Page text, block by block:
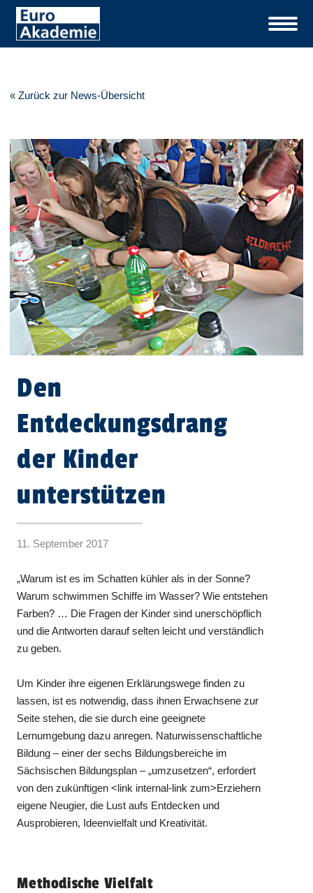
« Zurück zur News-Übersicht
Den
Entdeckungsdrang
der Kinder
unterstützen
11. September 2017
„Warum ist es im Schatten kühler als in der Sonne?
Warum schwimmen Schiffe im Wasser? Wie entstehen
Farben? … Die Fragen der Kinder sind unerschöpflich
und die Antworten darauf selten leicht und verständlich
zu geben.
Um Kinder ihre eigenen Erklärungswege finden zu
lassen, ist es notwendig, dass ihnen Erwachsene zur
Seite stehen, die sie durch eine geeignete
Lernumgebung dazu anregen. Naturwissenschaftliche
Bildung – einer der sechs Bildungsbereiche im
Sächsischen Bildungsplan – „umzusetzen“, erfordert
von den zukünftigen <link internal-link zum>Erziehern
eigene Neugier, die Lust aufs Entdecken und
Ausprobieren, Ideenvielfalt und Kreativität.
Methodische Vielfalt